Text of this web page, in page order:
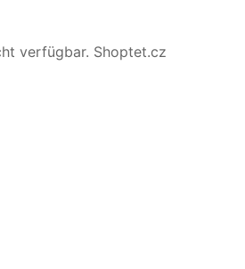
verfügbar. Shoptet.cz